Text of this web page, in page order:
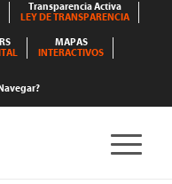
Transparencia Activa
LEY DE TRANSPARENCIA
MAPAS
INTERACTIVOS